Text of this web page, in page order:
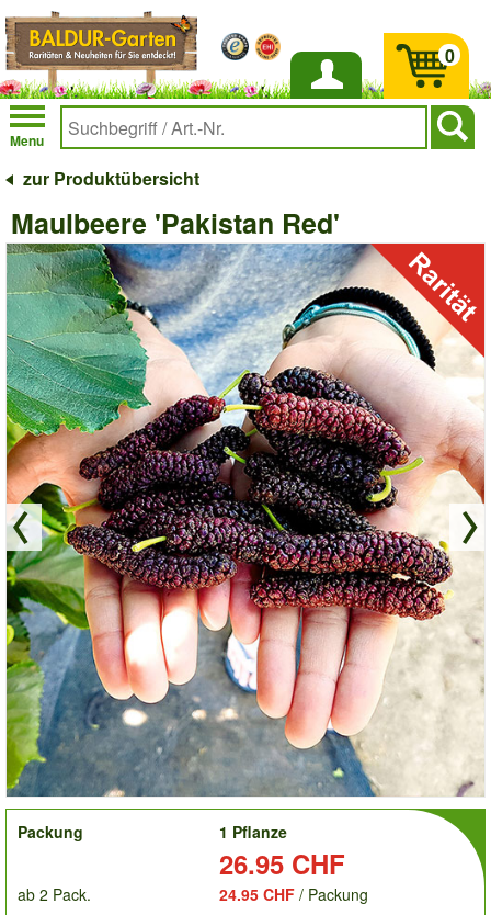
Anmelden
Menu
0
zur Produktübersicht
Maulbeere 'Pakistan Red'
order
Packung
1 Pflanze
26.95 CHF
ab 2 Pack. 24.95 CHF / Packung